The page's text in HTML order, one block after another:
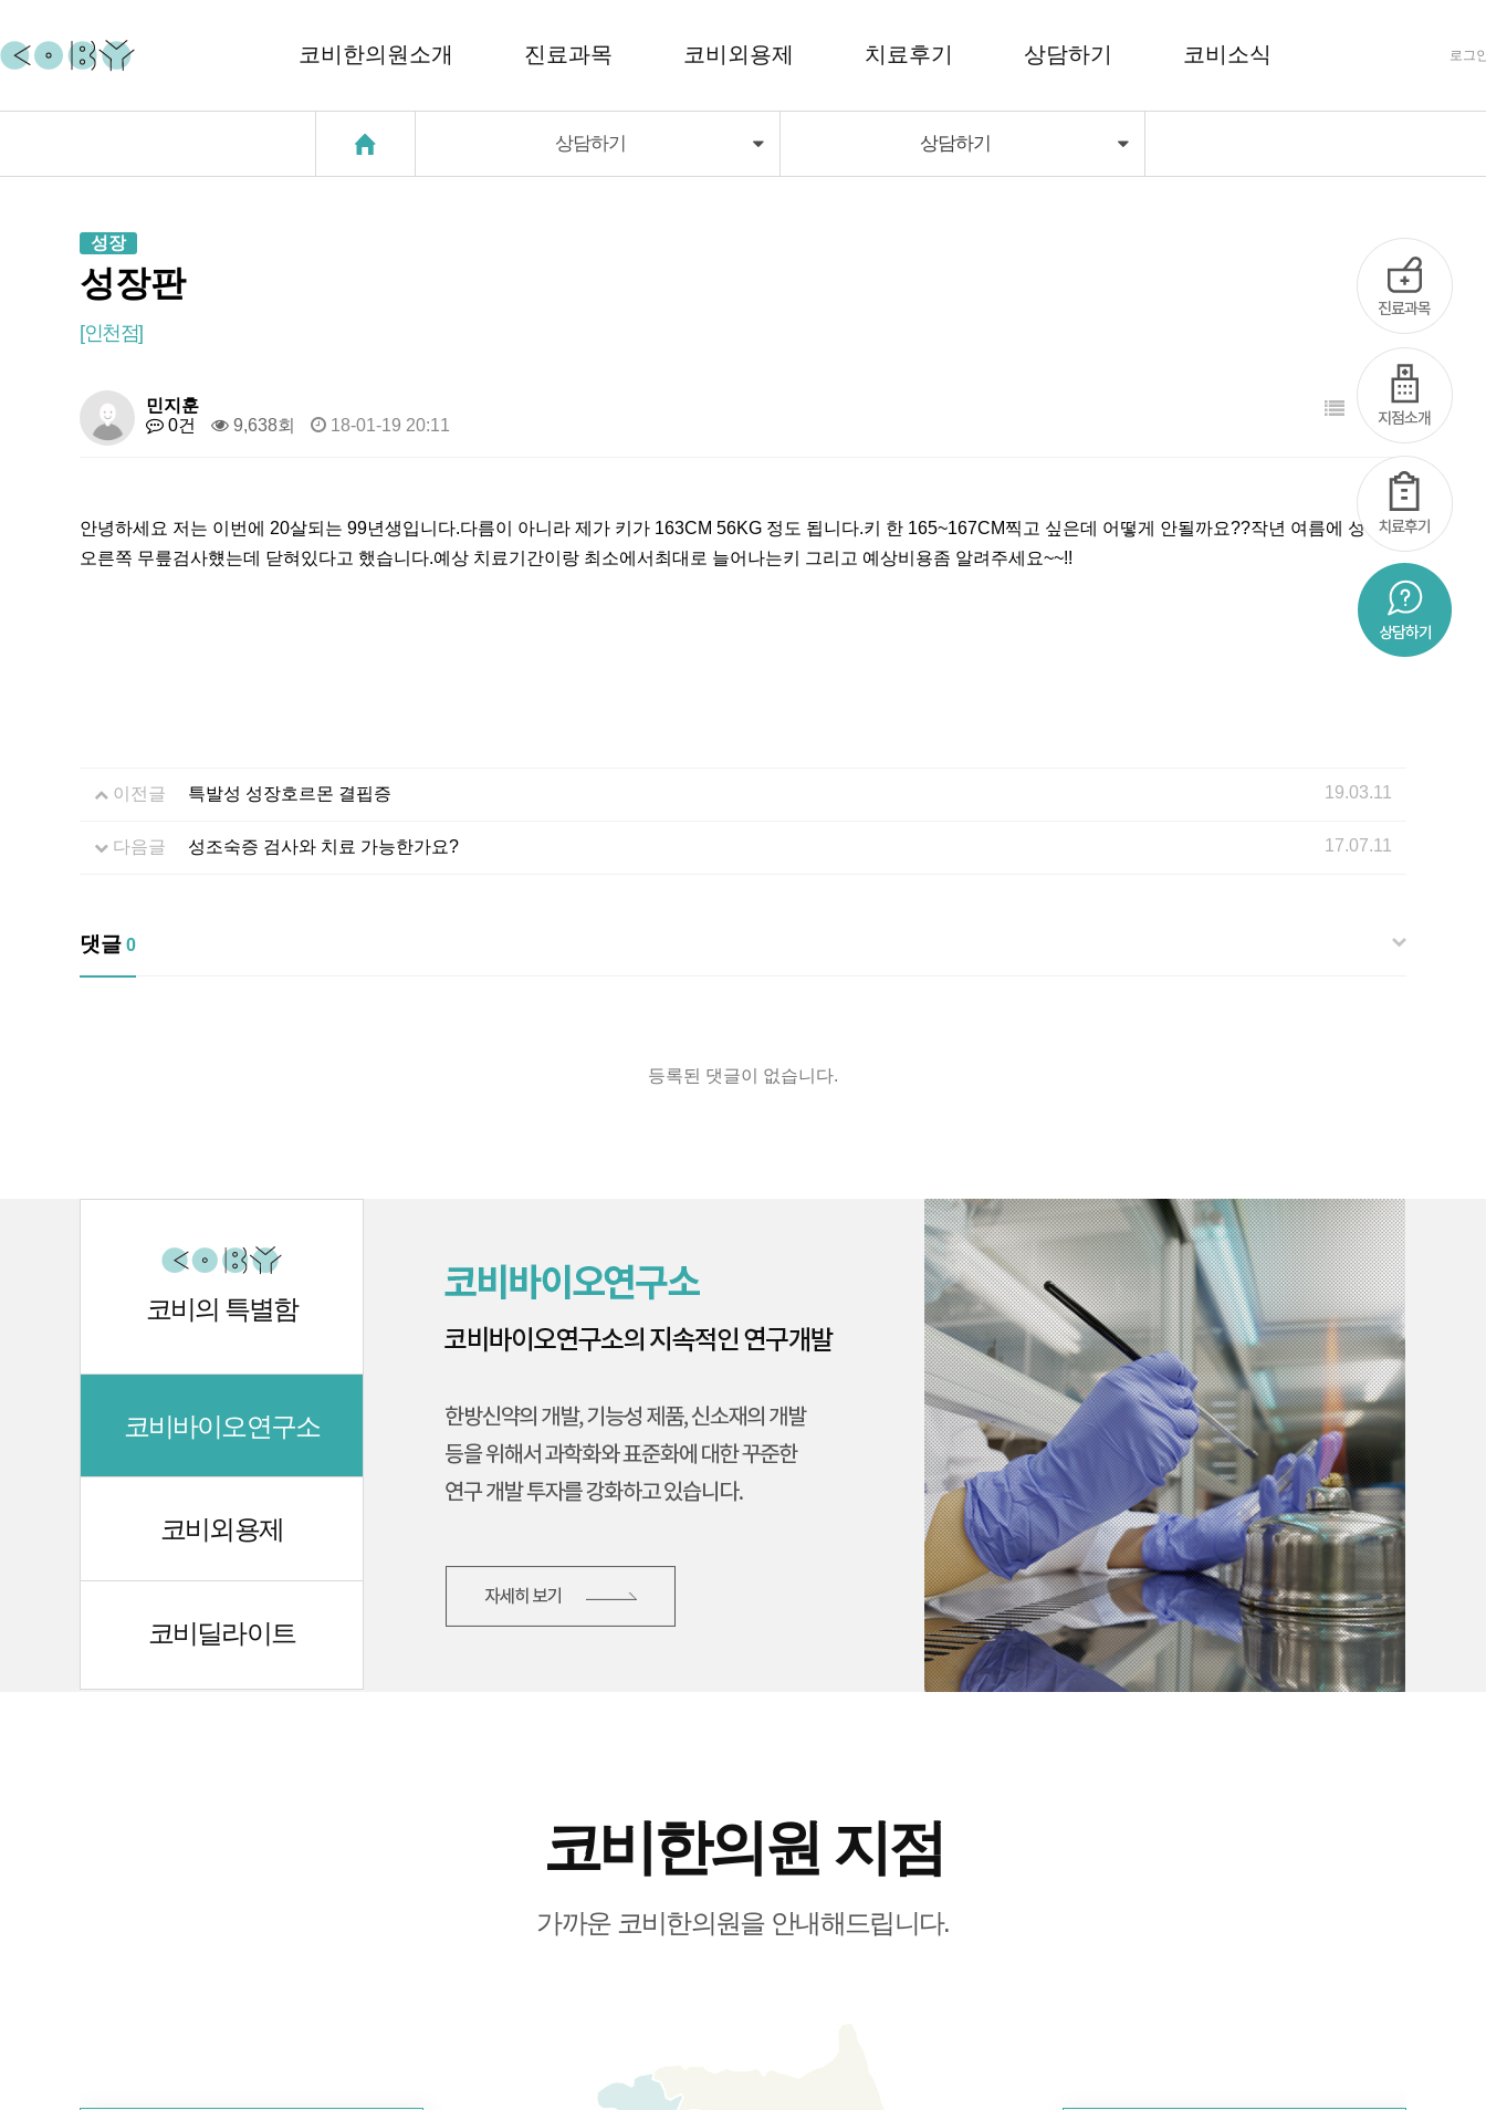
코비한의원소개 진료과목 코비외용제 치료후기 상담하기 코비소식
코비외용제
로그
상담하기 상담하기
성장
성장판
[인천점]
민지훈
0건
9,638회 18-01-19 20:11
안녕하세요 저는 이번에 20살되는 99년생입니다.다름이 아니라 제가 키가 163CM 56KG 정도 됩니다.키 한 165~167CM찍고 싶은데 어떻게 안될까요??작년 여름에 성장판
오른쪽 무릎검사헀는데 닫혀있다고 했습니다.예상 치료기간이랑 최소에서최대로 늘어나는키 그리고 예상비용좀 알려주세요~~!!
이전글 특발성 성장호르몬 결핍증 19.03.11
다음글 성조숙증 검사와 치료 가능한가요? 17.07.11
댓글 0
등록된 댓글이 없습니다.
코비의 특별함
코비바이오연구소
코비외용제
코비딜라이트
코비한의원 지점
가까운 코비한의원을 안내해드립니다.